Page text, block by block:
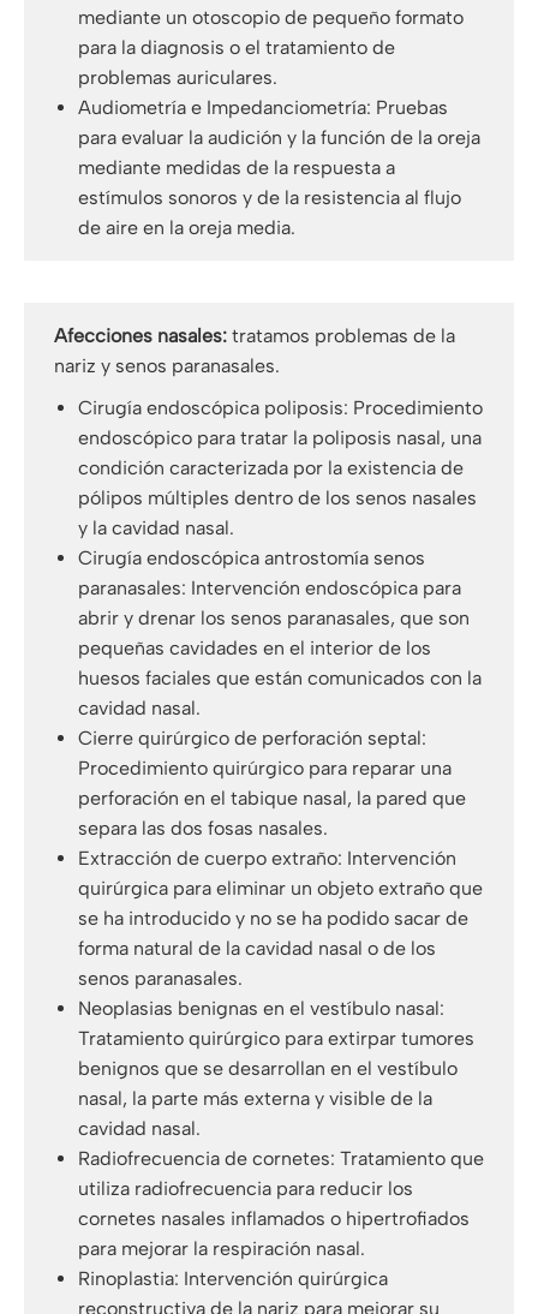
mediante un otoscopio de pequeño formato
para la diagnosis o el tratamiento de
problemas auriculares.
Audiometría e Impedanciometría: Pruebas
para evaluar la audición y la función de la oreja
mediante medidas de la respuesta a
estímulos sonoros y de la resistencia al flujo
de aire en la oreja media.
Afecciones nasales: tratamos problemas de la
nariz y senos paranasales.
Cirugía endoscópica poliposis: Procedimiento
endoscópico para tratar la poliposis nasal, una
condición caracterizada por la existencia de
pólipos múltiples dentro de los senos nasales
y la cavidad nasal.
Cirugía endoscópica antrostomía senos
paranasales: Intervención endoscópica para
abrir y drenar los senos paranasales, que son
pequeñas cavidades en el interior de los
huesos faciales que están comunicados con la
cavidad nasal.
Cierre quirúrgico de perforación septal:
Procedimiento quirúrgico para reparar una
perforación en el tabique nasal, la pared que
separa las dos fosas nasales.
Extracción de cuerpo extraño: Intervención
quirúrgica para eliminar un objeto extraño que
se ha introducido y no se ha podido sacar de
forma natural de la cavidad nasal o de los
senos paranasales.
Neoplasias benignas en el vestíbulo nasal:
Tratamiento quirúrgico para extirpar tumores
benignos que se desarrollan en el vestíbulo
nasal, la parte más externa y visible de la
cavidad nasal.
Radiofrecuencia de cornetes: Tratamiento que
utiliza radiofrecuencia para reducir los
cornetes nasales inflamados o hipertrofiados
para mejorar la respiración nasal.
Rinoplastia: Intervención quirúrgica
reconstructiva de la nariz para mejorar su